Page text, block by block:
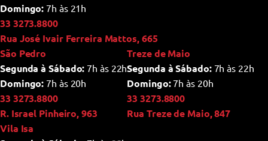
Domingo: 7h às 21h
33 3273.8800
Rua José Ivair Ferreira Mattos, 665
São Pedro
Segunda à Sábado: 7h às 22h
Domingo: 7h às 20h
33 3273.8800
R. Israel Pinheiro, 963
Treze de Maio
Segunda à Sábado:7h às 22h
Domingo:7h às 20h
33 3273.8800
Rua Treze de Maio, 847
Vila Isa